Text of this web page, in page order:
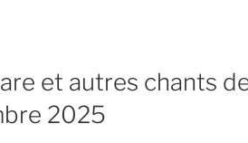
et autres chants
2025